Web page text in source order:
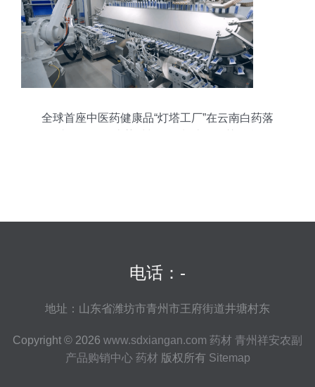
全球首座中医药健康品“灯塔工厂”在云南白药落
电话：-
地址：山东省潍坊市青州市王府街道井塘村东
Copyright © 2026 www.sdxiangan.com 药材 青州祥安农副
产品购销中心 药材版权所有 Sitemap